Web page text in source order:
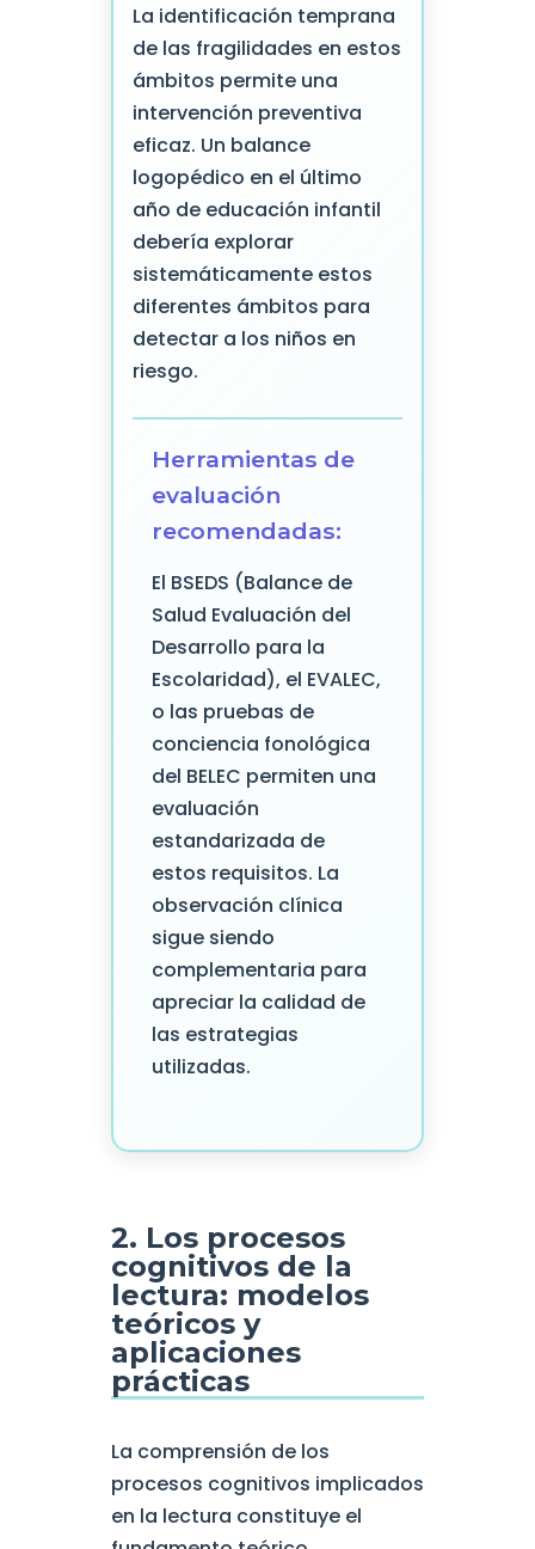
La identificación temprana
de las fragilidades en estos
ámbitos permite una
intervención preventiva
eficaz. Un balance
logopédico en el último
año de educación infantil
debería explorar
sistemáticamente estos
diferentes ámbitos para
detectar a los niños en
riesgo.
Herramientas de
evaluación
recomendadas:
El BSEDS (Balance de
Salud Evaluación del
Desarrollo para la
Escolaridad), el EVALEC,
o las pruebas de
conciencia fonológica
del BELEC permiten una
evaluación
estandarizada de
estos requisitos. La
observación clínica
sigue siendo
complementaria para
apreciar la calidad de
las estrategias
utilizadas.
2. Los procesos
cognitivos de la
lectura: modelos
teóricos y
aplicaciones
prácticas
La comprensión de los
procesos cognitivos implicados
en la lectura constituye el